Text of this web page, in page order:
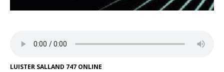
LUISTER SALLAND 747 ONLINE